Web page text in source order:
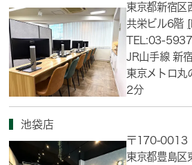
東京都新宿区
共栄ビル6階
TEL:03-
JR山手線 新
東京メトロ丸
2分
池袋店
〒170-0013
東京都豊島